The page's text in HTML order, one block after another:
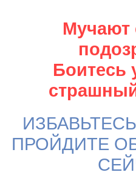
Мучают
Боитесь
ПРОЙДИТЕ